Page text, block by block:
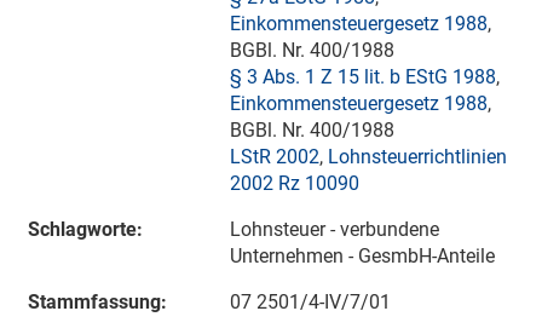
Einkommensteuergesetz 1988,
BGBl. Nr. 400/1988
§ 3 Abs. 1 Z 15 lit. b EStG 1988,
Einkommensteuergesetz 1988,
BGBl. Nr. 400/1988
LStR 2002, Lohnsteuerrichtlinien
2002 Rz 10090
Schlagworte:
Lohnsteuer - verbundene
Unternehmen - GesmbH-Anteile
Stammfassung:
07 2501/4-IV/7/01